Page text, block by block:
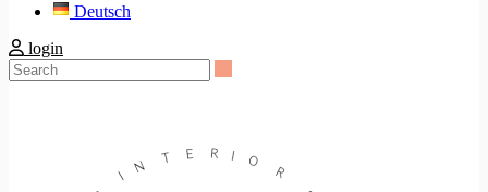
Deutsch
login